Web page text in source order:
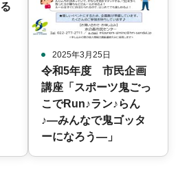
2025年3月25日
令和5年度 市民企画
講座「スポーツ鬼ごっ
こでRun♪ラン♪らん
♪―みんなで鬼ゴッタ
ーになろう―」